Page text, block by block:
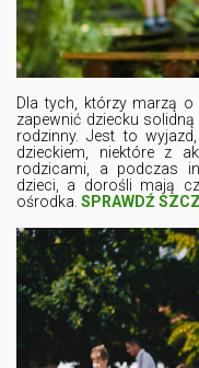
Dla tych, którzy marzą
zapewnić dziecku
rodzinny. Jest to
dzieckiem, niektóre z
rodzicami, a podczas
dzieci, a dorośli mają
ośrodka. SPRAWDŹ